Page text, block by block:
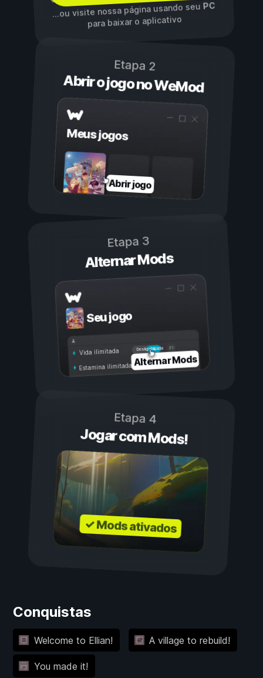
...ou visite nossa página usando seuPC
para baixar o aplicativo
Etapa 2
Abrir o jogo no WeMod
Meus jogos
Abrir jogo
Etapa 3
Alternar Mods
Seu jogo
Ligada
Desligada
Vida ilimitada
Estamina ilimitadaAlternar Mods
Etapa 4
Jogar com Mods!
✓ Mods ativados
Conquistas
Welcome to Ellian! A village to rebuild!
You made it!